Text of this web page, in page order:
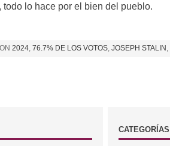
todo lo hace por el bien del pueblo.
2024, 76.7% DE LOS VOTOS, JOSEPH STALIN
CATEGORÍAS